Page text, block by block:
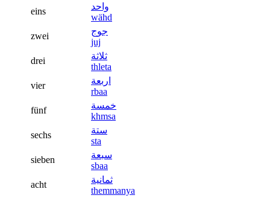
eins
واحد
wähd
zwei
جوج
juj
drei
ثلاثة
thleta
vier
اربعة
rbaa
fünf
خمسة
khmsa
sechs
ستة
sta
sieben
سبعة
sbaa
acht
ثمانية
themmanya